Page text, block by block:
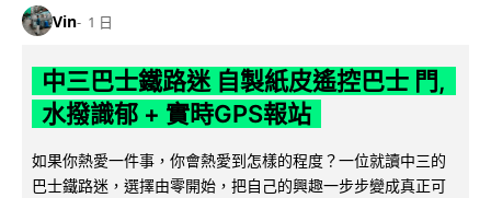
Vin 1 日
中三巴士鐵路迷 自製紙皮遙控巴士 門,
水撥識郁 + 實時GPS報站
如果你熱愛一件事，你會熱愛到怎樣的程度？一位就讀中三的
巴士鐵路迷，選擇由零開始，把自己的興趣一步步變成真正可